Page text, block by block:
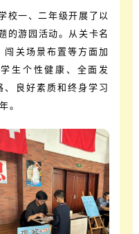
校一、二年级开展了以
的游园活动。从关卡名
关场景布置等方面加
生个性健康、全面发
、良好素质和终身学习
。